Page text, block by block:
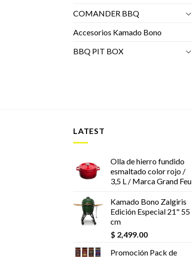
COMANDER BBQ
Accesorios Kamado Bono
BBQ PIT BOX
LATEST
Olla de hierro fundido
esmaltado color rojo /
3,5 L / Marca Grand Feu
Kamado Bono Zalgiris
Edición Especial 21" 55
cm
$ 2,499.00
Promoción Pack de